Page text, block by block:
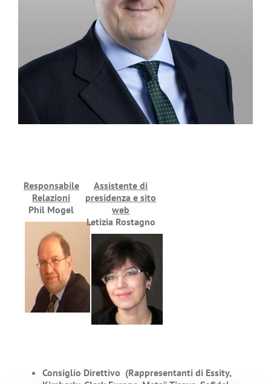
Responsabile
Relazioni
Phil Mogel
Assistente di
presidenza e sito
web
Letizia Rostagno
Consiglio Direttivo (Rappresentanti di Essity,